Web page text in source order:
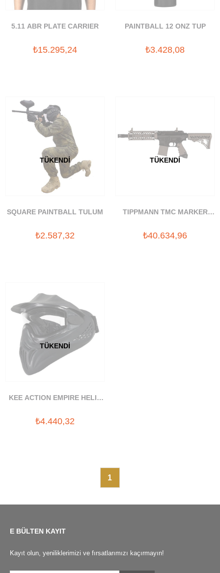
5.11 ABR PLATE CARRIER
₺15.295,24
PAINTBALL 12 ONZ TUP
₺3.428,08
TÜKENDI
SQUARE PAINTBALL TULUM
₺2.587,32
TÜKENDI
TIPPMANN TMC MARKER
SILAH
₺40.634,96
TÜKENDI
KEE ACTION EMPIRE HELIX
₺4.440,32
1
E BÜLTEN KAYIT
Kayıt olun, yeniliklerimizi ve fırsatlarımızı kaçırmayın!